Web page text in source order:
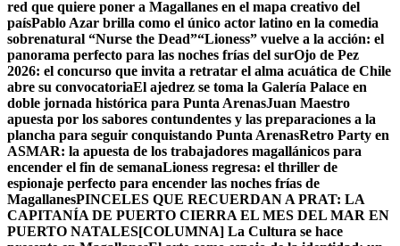
red que quiere poner a Magallanes en el mapa creativo del
paísPablo Azar brilla como el único actor latino en la comedia
sobrenatural “Nurse the Dead”“Lioness” vuelve a la acción: el
panorama perfecto para las noches frías del surOjo de Pez
2026: el concurso que invita a retratar el alma acuática de Chile
abre su convocatoriaEl ajedrez se toma la Galería Palace en
doble jornada histórica para Punta ArenasJuan Maestro
apuesta por los sabores contundentes y las preparaciones a la
plancha para seguir conquistando Punta ArenasRetro Party en
ASMAR: la apuesta de los trabajadores magallánicos para
encender el fin de semanaLioness regresa: el thriller de
espionaje perfecto para encender las noches frías de
MagallanesPINCELES QUE RECUERDAN A PRAT: LA
CAPITANÍA DE PUERTO CIERRA EL MES DEL MAR EN
PUERTO NATALES[COLUMNA] La Cultura se hace